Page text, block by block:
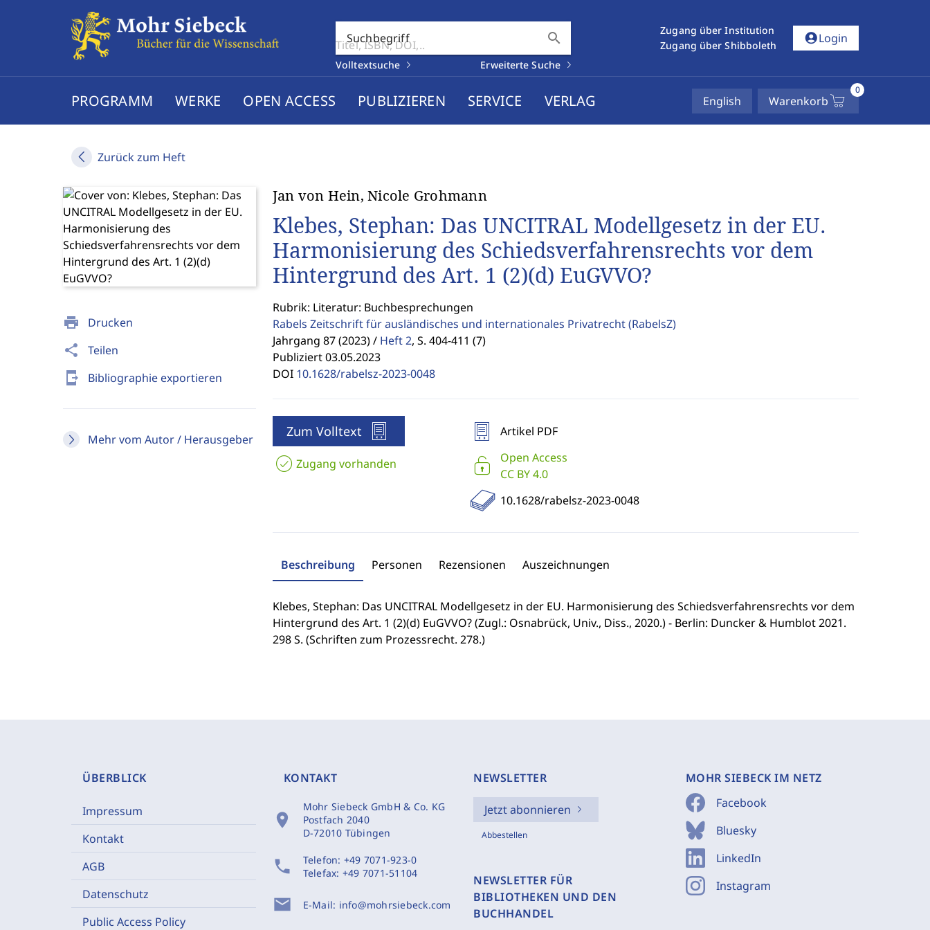
Suchbegriff search
Volltextsuche Erweiterte Suche
Zugang über Institution
Zugang über Shibboleth
account_circleLogin
PROGRAMM WERKE OPEN ACCESS PUBLIZIEREN SERVICE VERLAG English Warenkorb
0
Zurück zum Heft
print Drucken
share Teilen
send_to_mobile Bibliographie exportieren
Mehr vom Autor / Herausgeber
Jan von Hein, Nicole Grohmann
Klebes, Stephan: Das UNCITRAL Modellgesetz in der EU.
Harmonisierung des Schiedsverfahrensrechts vor dem
Hintergrund des Art. 1 (2)(d) EuGVVO?
Rubrik: Literatur: Buchbesprechungen
Rabels Zeitschrift für ausländisches und internationales Privatrecht(RabelsZ)
Jahrgang 87 (2023) / Heft 2, S. 404-411 (7)
Publiziert 03.05.2023
DOI 10.1628/rabelsz-2023-0048
Zum Volltext
Zugang vorhanden
Artikel PDF
Open Access
CC BY 4.0
10.1628/rabelsz-2023-0048
Beschreibung Personen Rezensionen Auszeichnungen
Klebes, Stephan: Das UNCITRAL Modellgesetz in der EU. Harmonisierung des Schiedsverfahrensrechts vor dem
Hintergrund des Art. 1 (2)(d) EuGVVO? (Zugl.: Osnabrück, Univ., Diss., 2020.) - Berlin: Duncker & Humblot 2021.
298 S. (Schriften zum Prozessrecht. 278.)
ÜBERBLICK
Impressum
Kontakt
AGB
Datenschutz
Public Access Policy
KONTAKT
location_on
Mohr Siebeck GmbH & Co. KG
Postfach 2040
D-72010 Tübingen
phone Telefon: +49 7071-923-0
Telefax: +49 7071-51104
mail E-Mail: info@mohrsiebeck.com
NEWSLETTER
Jetzt abonnieren
Abbestellen
NEWSLETTER FÜR
BIBLIOTHEKEN UND DEN
BUCHHANDEL
MOHR SIEBECK IM NETZ
Facebook
Bluesky
LinkedIn
Instagram